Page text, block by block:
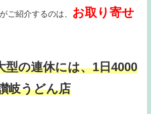
ご紹介するのは、
お取り寄せ
型の連休には、1日4000
岐うどん店